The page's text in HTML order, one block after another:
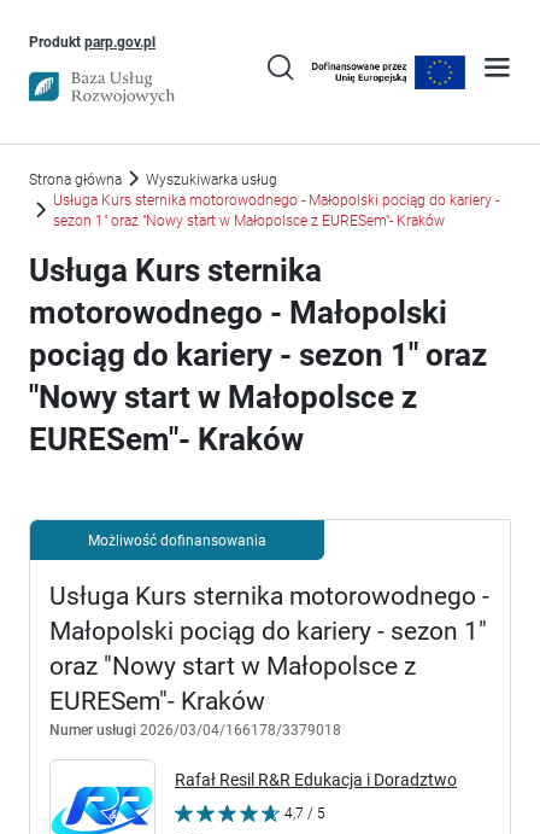
Produkt parp.gov.plUwaga, link otworzy się w nowym oknie
Strona główna
Wyszukiwarka usług
Usługa Kurs sternika motorowodnego - Małopolski pociąg do kariery -
sezon 1" oraz "Nowy start w Małopolsce z EURESem"- Kraków
Usługa Kurs sternika
motorowodnego - Małopolski
pociąg do kariery - sezon 1" oraz
"Nowy start w Małopolsce z
EURESem"- Kraków
Możliwość dofinansowania
Usługa Kurs sternika motorowodnego -
Małopolski pociąg do kariery - sezon 1"
oraz "Nowy start w Małopolsce z
EURESem"- Kraków
Numer usługi 2026/03/04/166178/3379018
Rafał Resil R&R Edukacja i Doradztwo
4,7 / 5